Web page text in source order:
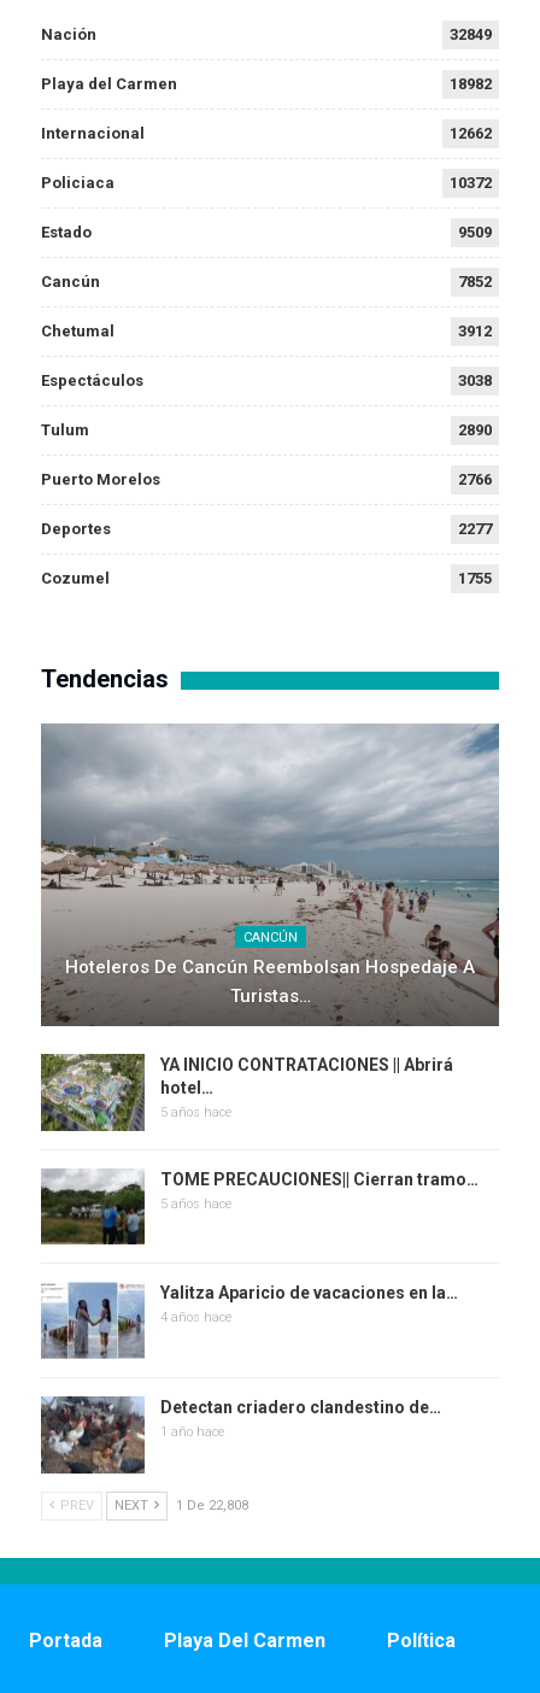
Nación 32849
Playa del Carmen 18982
Internacional 12662
Policiaca 10372
Estado 9509
Cancún 7852
Chetumal 3912
Espectáculos 3038
Tulum 2890
Puerto Morelos 2766
Deportes 2277
Cozumel 1755
Tendencias
CANCÚN
Hoteleros De Cancún Reembolsan Hospedaje A
Turistas…
YA INICIO CONTRATACIONES || Abrirá
hotel…
5 años hace
TOME PRECAUCIONES|| Cierran tramo…
5 años hace
Yalitza Aparicio de vacaciones en la…
4 años hace
Detectan criadero clandestino de…
1 año hace
PREV NEXT 1 De 22,808
Portada Playa Del Carmen Política